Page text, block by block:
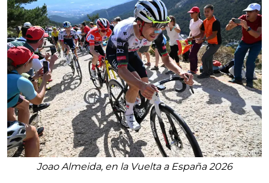
Joao Almeida, en la Vuelta a España 2026